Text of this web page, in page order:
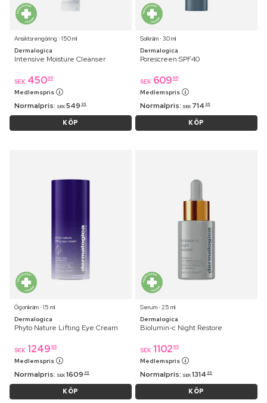
Ansiktsrengöring ⋅ 150 ml
Dermalogica
Intensive Moisture Cleanser
SEK 45095
Medlemspris
Normalpris: SEK 549 95
KÖP
Solkräm ⋅ 30 ml
Dermalogica
Porescreen SPF40
SEK 609 95
Medlemspris
Normalpris: SEK 714 95
KÖP
Ögonkräm ⋅ 15 ml
Dermalogica
Phyto Nature Lifting Eye Cream
SEK 1249 95
Medlemspris
Normalpris: SEK 1609 95
KÖP
Serum ⋅ 25 ml
Dermalogica
Biolumin-c Night Restore
SEK 1102 95
Medlemspris
Normalpris: SEK 1314 95
KÖP